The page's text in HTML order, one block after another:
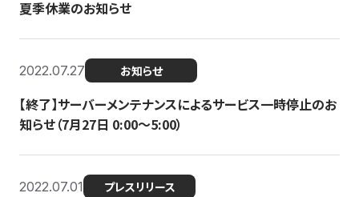
夏季休業のお知らせ
2022.07.27 お知らせ
【終了】サーバーメンテナンスによるサービス一時停止のお
知らせ（7月27日 0:00〜5:00）
2022.07.01 プレスリリース